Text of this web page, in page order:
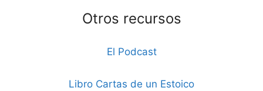
Otros recursos
El Podcast
Libro Cartas de un Estoico